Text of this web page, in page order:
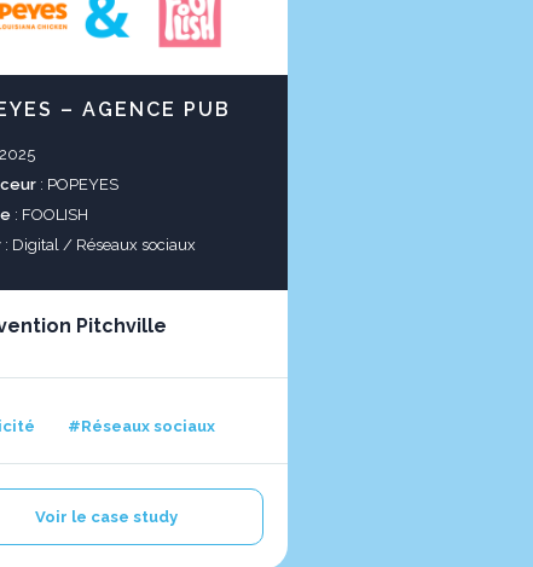
– AGENCE PUB
: POPEYES
: FOOLISH
: Digital / Réseaux sociaux
Pitchville
#Réseaux sociaux
Voir le case study